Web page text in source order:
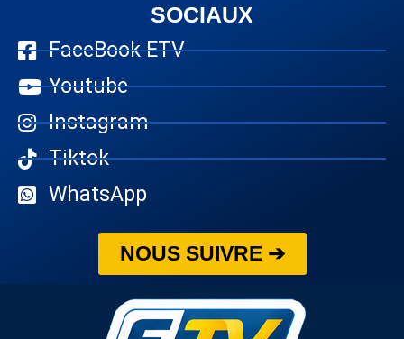
SOCIAUX
FaceBook ETV
Youtube
Instagram
Tiktok
WhatsApp
NOUS SUIVRE ➔